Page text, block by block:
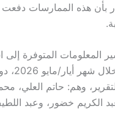
بأن هذه الممارسات دفعت
المتوفرة إلى
وهم: حاتم
الكريم خضور، وعبد